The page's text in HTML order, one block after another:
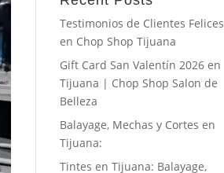
Testimonios de Clientes Felices
en Chop Shop Tijuana
Gift Card San Valentín 2026 en
Tijuana | Chop Shop Salon de
Belleza
Balayage, Mechas y Cortes en
Tijuana:
Tintes en Tijuana: Balayage,